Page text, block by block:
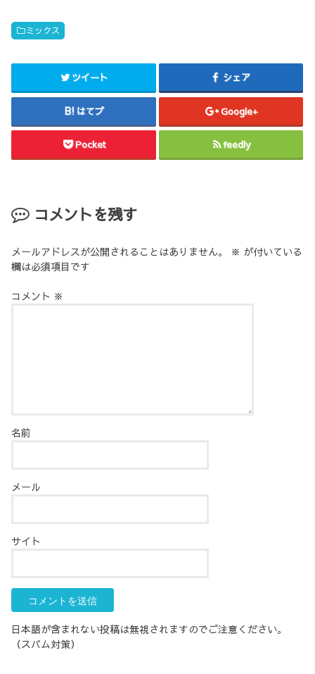
ミックス
ツイート シェア
はてブ Google+
Pocket feedly
コメントを残す
メールアドレスが公開されることはありません。 ※ が付いている
欄は必須項目です
コメント ※
名前
メール
サイト
日本語が含まれない投稿は無視されますのでご注意ください。
（スパム対策）